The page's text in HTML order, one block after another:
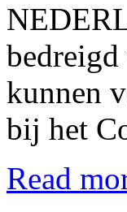
kunnen
bij het
Read